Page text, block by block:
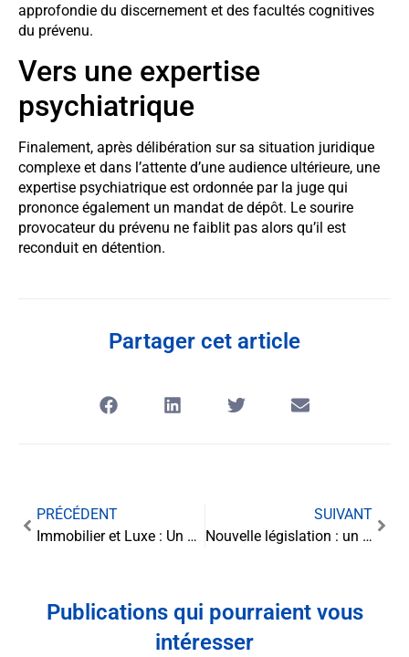
approfondie du discernement et des facultés cognitives
du prévenu.
Vers une expertise
psychiatrique
Finalement, après délibération sur sa situation juridique
complexe et dans l’attente d’une audience ultérieure, une
expertise psychiatrique est ordonnée par la juge qui
prononce également un mandat de dépôt. Le sourire
provocateur du prévenu ne faiblit pas alors qu’il est
reconduit en détention.
Partager cet article
PRÉCÉDENT
Immobilier et Luxe : Un combat inachevé contre le blanchiment d’argent et le financement du terrorisme
SUIVANT
Nouvelle législation : un tournant dans la lutte contre la perte d’autonomie
Publications qui pourraient vous
intéresser